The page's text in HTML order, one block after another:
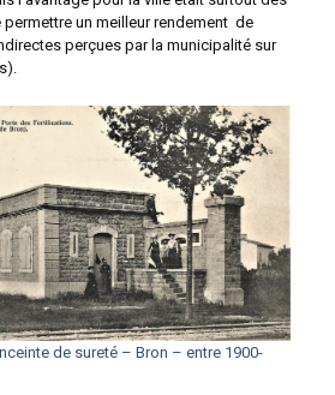
un meilleur rendement de
perçues par la municipalité sur
de sureté – Bron – entre 1900-